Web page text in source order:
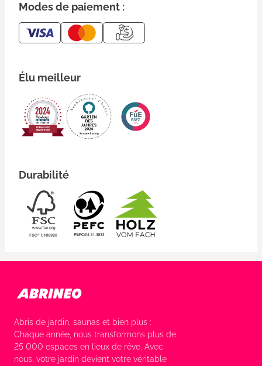
Modes de paiement :
Élu meilleur
Durabilité
Abris de jardin, saunas et bien plus :
Chaque année, nous transformons plus de
25 000 espaces en lieux de rêve. Avec
nous, votre jardin devient votre véritable